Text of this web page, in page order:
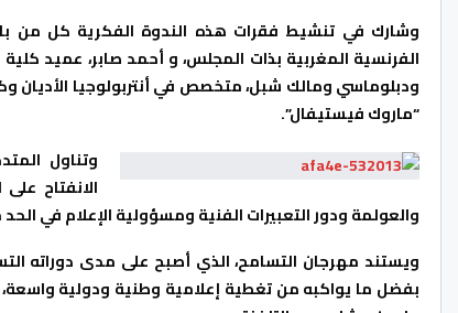
وشارك في تنشيط فقرات هذه الندوة الفكرية كل من
الفرنسية المغربية بذات المجلس، و أحمد صابر، عميد
ودبلوماسي ومالك شبل، متخصص في أنتربولوجيا الأديان
“ماروك فيستيفال”.
وتناول
الانفتاح
والعولمة ودور التعبيرات الفنية ومسؤولية الإعلام في
ويستند مهرجان التسامح، الذي أصبح على مدى دوراته